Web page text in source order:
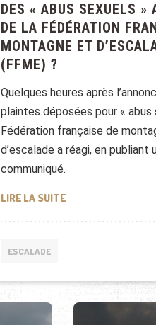
DES « ABUS SEXUELS »
DE LA FÉDÉRATION
MONTAGNE ET
(FFME) ?
Quelques heures après
plaintes déposées pour « abus
Fédération française de
d’escalade a réagi, en publiant
communiqué.
LIRE LA SUITEDES « ABUS
ESCALADE